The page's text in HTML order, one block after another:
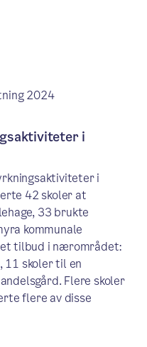
2024
i
i
42 skoler at
33 brukte
kommunale
tilbud i nærområdet:
11 skoler til en
Flere skoler
flere av disse